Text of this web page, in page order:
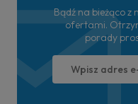
Bądź na bieżąco z
ofertami.
porady